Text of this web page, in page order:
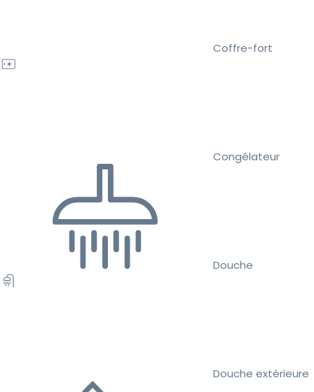
Coffre-fort
Congélateur
Douche
Douche extérieure